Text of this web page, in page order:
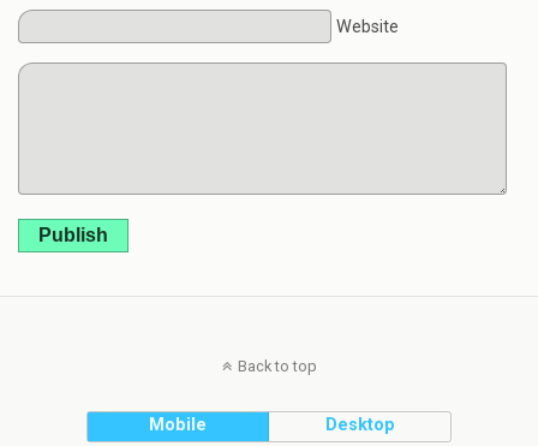
Website
Publish
Back to top
Mobile Desktop